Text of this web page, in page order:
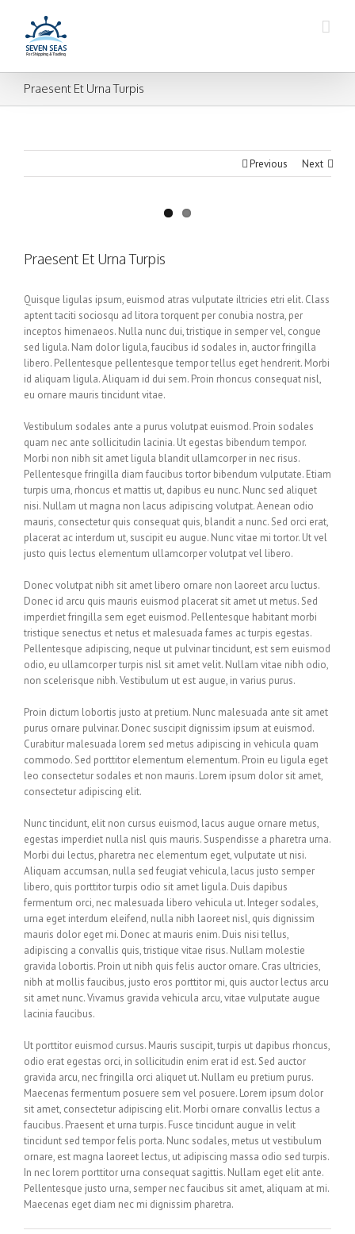
Praesent Et Urna Turpis
Previous Next
Praesent Et Urna Turpis
Quisque ligulas ipsum, euismod atras vulputate iltricies etri elit. Class
aptent taciti sociosqu ad litora torquent per conubia nostra, per
inceptos himenaeos. Nulla nunc dui, tristique in semper vel, congue
sed ligula. Nam dolor ligula, faucibus id sodales in, auctor fringilla
libero. Pellentesque pellentesque tempor tellus eget hendrerit. Morbi
id aliquam ligula. Aliquam id dui sem. Proin rhoncus consequat nisl,
eu ornare mauris tincidunt vitae.
Vestibulum sodales ante a purus volutpat euismod. Proin sodales
quam nec ante sollicitudin lacinia. Ut egestas bibendum tempor.
Morbi non nibh sit amet ligula blandit ullamcorper in nec risus.
Pellentesque fringilla diam faucibus tortor bibendum vulputate. Etiam
turpis urna, rhoncus et mattis ut, dapibus eu nunc. Nunc sed aliquet
nisi. Nullam ut magna non lacus adipiscing volutpat. Aenean odio
mauris, consectetur quis consequat quis, blandit a nunc. Sed orci erat,
placerat ac interdum ut, suscipit eu augue. Nunc vitae mi tortor. Ut vel
justo quis lectus elementum ullamcorper volutpat vel libero.
Donec volutpat nibh sit amet libero ornare non laoreet arcu luctus.
Donec id arcu quis mauris euismod placerat sit amet ut metus. Sed
imperdiet fringilla sem eget euismod. Pellentesque habitant morbi
tristique senectus et netus et malesuada fames ac turpis egestas.
Pellentesque adipiscing, neque ut pulvinar tincidunt, est sem euismod
odio, eu ullamcorper turpis nisl sit amet velit. Nullam vitae nibh odio,
non scelerisque nibh. Vestibulum ut est augue, in varius purus.
Proin dictum lobortis justo at pretium. Nunc malesuada ante sit amet
purus ornare pulvinar. Donec suscipit dignissim ipsum at euismod.
Curabitur malesuada lorem sed metus adipiscing in vehicula quam
commodo. Sed porttitor elementum elementum. Proin eu ligula eget
leo consectetur sodales et non mauris. Lorem ipsum dolor sit amet,
consectetur adipiscing elit.
Nunc tincidunt, elit non cursus euismod, lacus augue ornare metus,
egestas imperdiet nulla nisl quis mauris. Suspendisse a pharetra urna.
Morbi dui lectus, pharetra nec elementum eget, vulputate ut nisi.
Aliquam accumsan, nulla sed feugiat vehicula, lacus justo semper
libero, quis porttitor turpis odio sit amet ligula. Duis dapibus
fermentum orci, nec malesuada libero vehicula ut. Integer sodales,
urna eget interdum eleifend, nulla nibh laoreet nisl, quis dignissim
mauris dolor eget mi. Donec at mauris enim. Duis nisi tellus,
adipiscing a convallis quis, tristique vitae risus. Nullam molestie
gravida lobortis. Proin ut nibh quis felis auctor ornare. Cras ultricies,
nibh at mollis faucibus, justo eros porttitor mi, quis auctor lectus arcu
sit amet nunc. Vivamus gravida vehicula arcu, vitae vulputate augue
lacinia faucibus.
Ut porttitor euismod cursus. Mauris suscipit, turpis ut dapibus rhoncus,
odio erat egestas orci, in sollicitudin enim erat id est. Sed auctor
gravida arcu, nec fringilla orci aliquet ut. Nullam eu pretium purus.
Maecenas fermentum posuere sem vel posuere. Lorem ipsum dolor
sit amet, consectetur adipiscing elit. Morbi ornare convallis lectus a
faucibus. Praesent et urna turpis. Fusce tincidunt augue in velit
tincidunt sed tempor felis porta. Nunc sodales, metus ut vestibulum
ornare, est magna laoreet lectus, ut adipiscing massa odio sed turpis.
In nec lorem porttitor urna consequat sagittis. Nullam eget elit ante.
Pellentesque justo urna, semper nec faucibus sit amet, aliquam at mi.
Maecenas eget diam nec mi dignissim pharetra.